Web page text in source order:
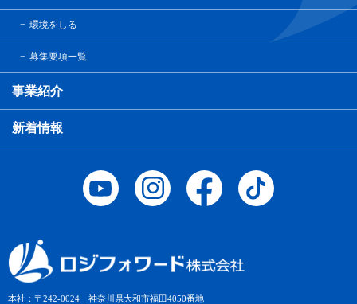
本社：〒242-0024 神奈川県大和市福田4050番地
環境をしる
募集要項一覧
事業紹介
新着情報